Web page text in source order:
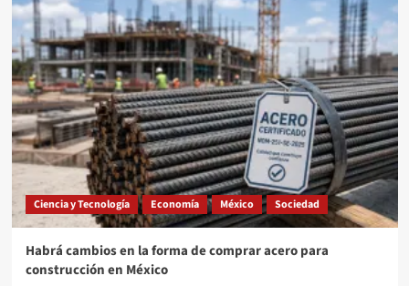
Ciencia y Tecnología Economía México Sociedad
Habrá cambios en la forma de comprar acero para
construcción en México